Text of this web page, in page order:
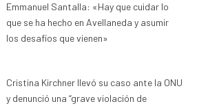
Emmanuel Santalla: «Hay que cuidar lo
que se ha hecho en Avellaneda y asumir
los desafíos que vienen»
Cristina Kirchner llevó su caso ante la ONU
y denunció una “grave violación de